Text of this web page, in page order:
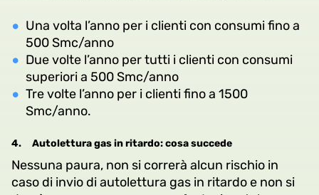
Una volta l’anno per i clienti con consumi fino a
500 Smc/anno
Due volte l’anno per tutti i clienti con consumi
superiori a 500 Smc/anno
Tre volte l’anno per i clienti fino a 1500
Smc/anno.
4. Autolettura gas in ritardo: cosa succede
Nessuna paura, non si correrà alcun rischio in
caso di invio di autolettura gas in ritardo e non si